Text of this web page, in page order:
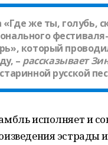
«Где же ты, голубь,
который
– рассказывает
русской
исполняет и
эстрады